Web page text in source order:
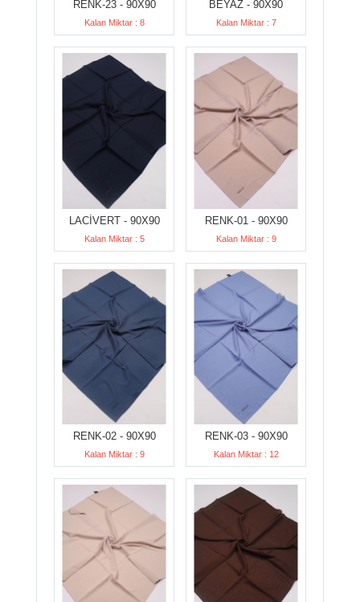
RENK-23 - 90X90
Kalan Miktar : 8
BEYAZ - 90X90
Kalan Miktar : 7
LACİVERT - 90X90
Kalan Miktar : 5
RENK-01 - 90X90
Kalan Miktar : 9
RENK-02 - 90X90
Kalan Miktar : 9
RENK-03 - 90X90
Kalan Miktar : 12